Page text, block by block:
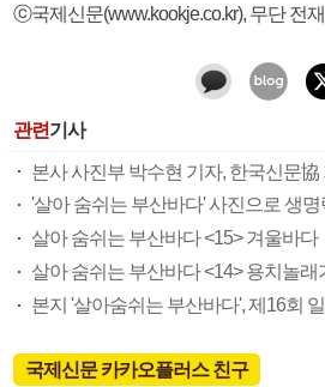
ⓒ국제신문(www.kookje.co.kr), 무단 전
관련기사
본사 사진부 박수현 기자, 한국신문
'살아 숨쉬는 부산바다' 사진으로 생명
살아 숨쉬는 부산바다 <15> 겨울바다
살아 숨쉬는 부산바다 <14> 용치놀래
본지 '살아숨쉬는 부산바다', 제16회
국제신문 카카오플러스 친구